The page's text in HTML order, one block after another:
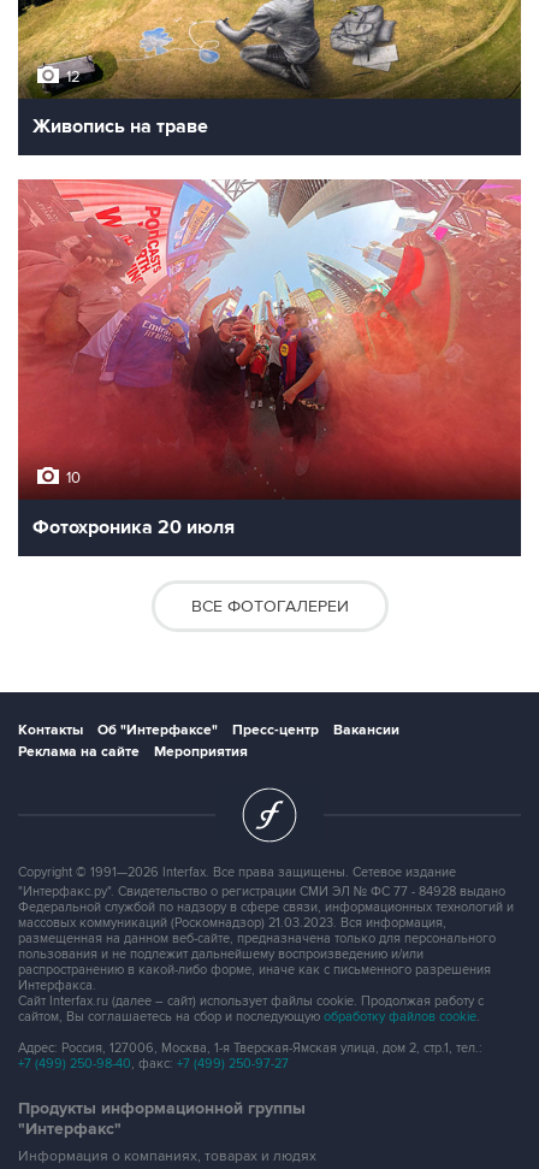
12
Живопись на траве
10
Фотохроника 20 июля
ВСЕ ФОТОГАЛЕРЕИ
Контакты Об "Интерфаксе" Пресс-центр
Вакансии
Реклама на сайте
Мероприятия
Copyright © 1991—2026 Interfax. Все права защищены. Сетевое издание
"Интерфакс.ру". Свидетельство о регистрации СМИ ЭЛ № ФС 77 - 84928 выдано
Федеральной службой по надзору в сфере связи, информационных технологий и
массовых коммуникаций (Роскомнадзор) 21.03.2023. Вся информация,
размещенная на данном веб-сайте, предназначена только для персонального
пользования и не подлежит дальнейшему воспроизведению и/или
распространению в какой-либо форме, иначе как с письменного разрешения
Интерфакса.
Сайт Interfax.ru (далее – сайт) использует файлы cookie. Продолжая работу с
сайтом, Вы соглашаетесь на сбор и последующую обработку файлов cookie.
Адрес: Россия, 127006, Москва, 1-я Тверская-Ямская улица, дом 2, стр.1, тел.:
+7 (499) 250-98-40, факс: +7 (499) 250-97-27
Продукты информационной группы
"Интерфакс"
Информация о компаниях, товарах и людях